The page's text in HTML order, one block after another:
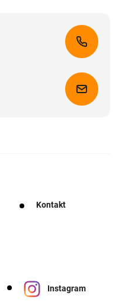
erhalten
Kontakt
Instagram